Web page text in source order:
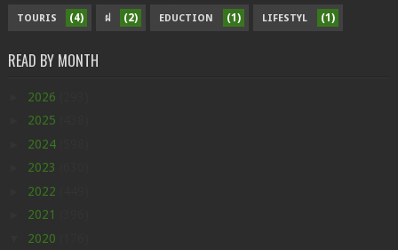
TOURIS (4) ฝ (2) EDUCTION (1) LIFESTYL (1)
READ BY MONTH
2026
2025
2024
2023
2022
2021
2020